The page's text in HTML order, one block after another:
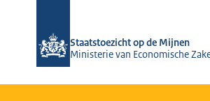
Staatstoezicht op de Mijnen
Ministerie van Economische